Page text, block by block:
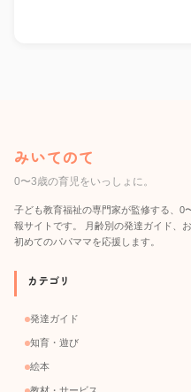
みいてのて
0〜3歳の育児をいっしょに。
子ども教育福祉の専門家が監修する、0
報サイトです。 月齢別の発達ガイド、
初めてのパパママを応援します。
カテゴリ
発達ガイド
知育・遊び
絵本